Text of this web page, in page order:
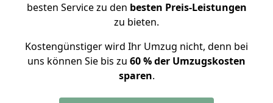
besten Service zu den besten Preis-Leistungen
zu bieten.
Kostengünstiger wird Ihr Umzug nicht, denn bei
uns können Sie bis zu 60 % der Umzugskosten
sparen.